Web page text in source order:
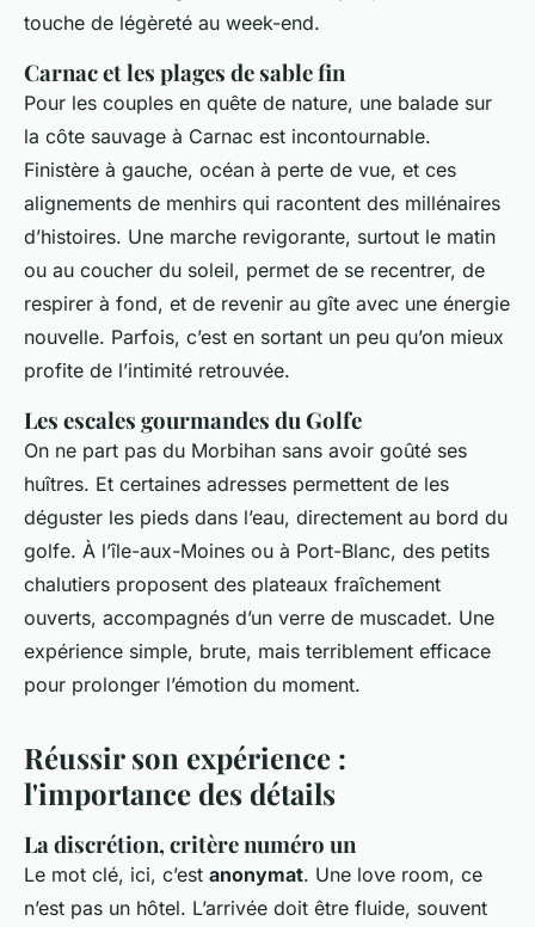
touche de légèreté au week-end.
Carnac et les plages de sable fin
Pour les couples en quête de nature, une balade sur
la côte sauvage à Carnac est incontournable.
Finistère à gauche, océan à perte de vue, et ces
alignements de menhirs qui racontent des millénaires
d’histoires. Une marche revigorante, surtout le matin
ou au coucher du soleil, permet de se recentrer, de
respirer à fond, et de revenir au gîte avec une énergie
nouvelle. Parfois, c’est en sortant un peu qu’on mieux
profite de l’intimité retrouvée.
Les escales gourmandes du Golfe
On ne part pas du Morbihan sans avoir goûté ses
huîtres. Et certaines adresses permettent de les
déguster les pieds dans l’eau, directement au bord du
golfe. À l’île-aux-Moines ou à Port-Blanc, des petits
chalutiers proposent des plateaux fraîchement
ouverts, accompagnés d’un verre de muscadet. Une
expérience simple, brute, mais terriblement efficace
pour prolonger l’émotion du moment.
Réussir son expérience :
l'importance des détails
La discrétion, critère numéro un
Le mot clé, ici, c’est anonymat. Une love room, ce
n’est pas un hôtel. L’arrivée doit être fluide, souvent